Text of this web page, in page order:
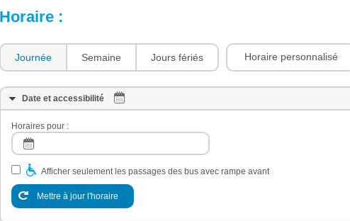
Horaire :
Journée Semaine Jours fériés Horaire personnalisé
Date et accessibilité
Horaires pour :
Afficher seulement les passages des bus avec rampe avant
Mettre à jour l'horaire